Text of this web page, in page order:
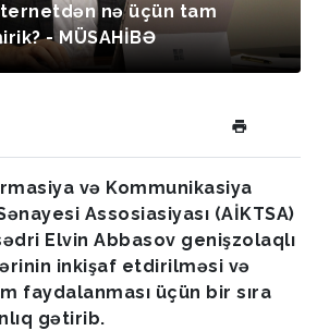
nə üçün tam
- MÜSAHİBƏ
və Kommunikasiya
Assosiasiyası (AİKTSA)
Elvin Abbasov genişzolaqlı
inkişaf etdirilməsi və
faydalanması üçün bir sıra
gətirib.